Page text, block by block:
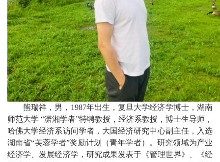
熊瑞祥，男，1987年出生，复旦大学经济学博士，湖南
师范大学 “潇湘学者”特聘教授，经济系教授，博士生导师，
哈佛大学经济系访问学者，大国经济研究中心副主任， 入选
湖南省“芙蓉学者”奖励计划（青年学者）
。研究领域为产业
经济学、发展经济学，研究成果发表于《管理世界》、《经